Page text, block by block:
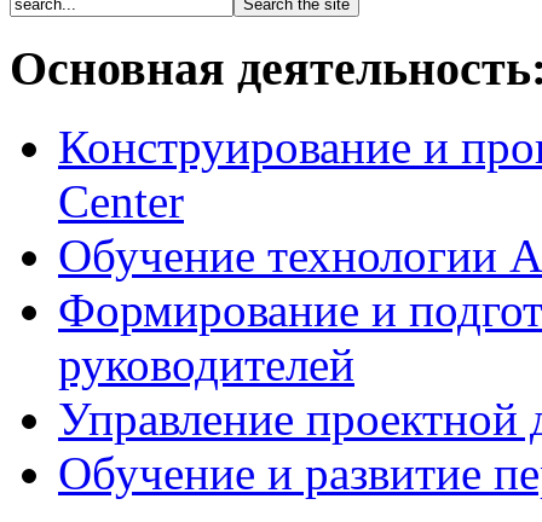
Основная
Конструирование и
Center
Обучение технологии
Формирование и
руководителей
Управление проектной
Обучение и развитие